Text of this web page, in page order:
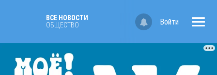
ВСЕ НОВОСТИ
ОБЩЕСТВО
Войти